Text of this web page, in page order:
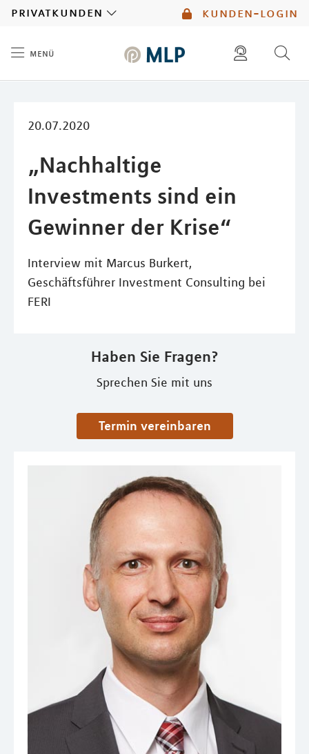
kunden-login
privatkunden
menü
20.07.2020
„Nachhaltige
Investments sind ein
Gewinner der Krise“
Interview mit Marcus Burkert,
Geschäftsführer Investment Consulting bei
FERI
Haben Sie Fragen?
Sprechen Sie mit uns
Termin vereinbaren